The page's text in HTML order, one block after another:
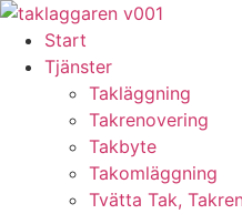
Skip
content
Start
Tjänster
Takläggning
Takrenovering
Takbyte
Takomläggning
Tvätta Tak,